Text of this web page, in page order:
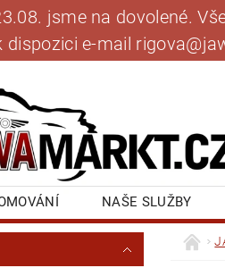
jsme na dovolené.
dispozici e-mail
NAŠE SLUŽBY
NAPIŠTE NÁM